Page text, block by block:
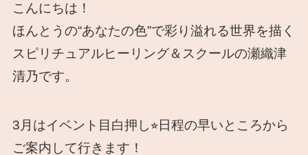
こんにちは！
ほんとうの“あなたの色”で彩り溢れる世界を描く
スピリチュアルヒーリング＆スクールの瀬織津
清乃です。
3月はイベント目白押し⭐︎日程の早いところから
ご案内して行きます！